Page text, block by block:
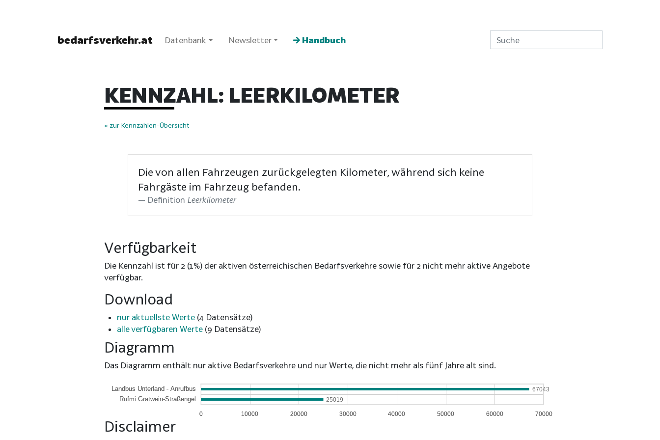
bedarfsverkehr.at Datenbank Newsletter Handbuch
KENNZAHL: LEERKILOMETER
« zur Kennzahlen-Übersicht
Die von allen Fahrzeugen zurückgelegten Kilometer, während sich keine
Fahrgäste im Fahrzeug befanden.
Definition Leerkilometer
Verfügbarkeit
Die Kennzahl ist für 2 (1%) der aktiven österreichischen Bedarfsverkehre sowie für 2 nicht mehr aktive Angebote
verfügbar.
Download
nur aktuellste Werte(4 Datensätze)
alle verfügbaren Werte(9 Datensätze)
Diagramm
Das Diagramm enthält nur aktive Bedarfsverkehre und nur Werte, die nicht mehr als fünf Jahre alt sind.
0 10000 20000 30000 40000 50000 60000 70000
0 10000 20000 30000 40000 50000 60000 70000
67043
25019
Disclaimer